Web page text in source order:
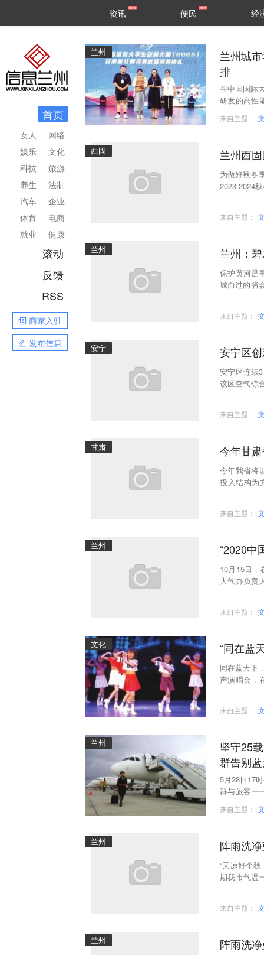
区县
资讯 便民 经
首页
网络
文化
旅游
法制
企业
电商
健康
女人
娱乐
科技
养生
汽车
体育
就业
滚动
反馈
RSS
商家入驻
发布信息
兰州
兰州城市学院
排
在中国国际
研发的高性
来自主题：
西固 兰州西
为做好秋冬
2023-2024
来自主题：
兰州 兰州：
保护黄河是
城而过的省
来自主题：
安宁 安宁区
安宁区连续
该区空气综
来自主题：
甘肃 今年甘
今年我省将
投入结构为
来自主题：
兰州 “2020中
10月15日，
大气办负责
来自主题：
文化 “同在蓝
同在蓝天下
声演唱会，
来自主题：
兰州
坚守25
群告别
5月28日17
群与旅客一
来自主题：
兰州 阵雨洗
“天凉好个
期我市气温
来自主题：
兰州 阵雨洗